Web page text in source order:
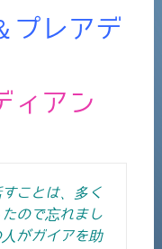
プレアデ
ィアン
ことは、多く
ので忘れまし
がガイアを助